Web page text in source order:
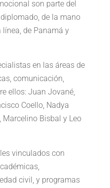
son parte del
de la mano
línea, de Panamá y
en las áreas de
comunicación,
ellos: Juan Jované,
Coello, Nadya
Bisbal y Leo
vinculados con
civil, y programas